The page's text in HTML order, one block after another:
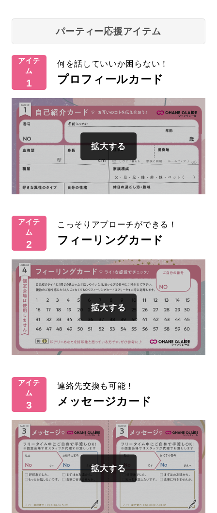
パーティー応援アイテム
アイテ
ム
1
何を話していいか困らない！
プロフィールカード
アイテ
ム
2
こっそりアプローチができる！
フィーリングカード
アイテ
ム
3
連絡先交換も可能！
メッセージカード